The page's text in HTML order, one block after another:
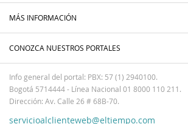
MÁS INFORMACIÓN
CONOZCA NUESTROS PORTALES
Info general del portal: PBX: 57 (1) 2940100.
Bogotá 5714444 - Línea Nacional 01 8000 110 211.
Dirección: Av. Calle 26 # 68B-70.
servicioalclienteweb@eltiempo.com